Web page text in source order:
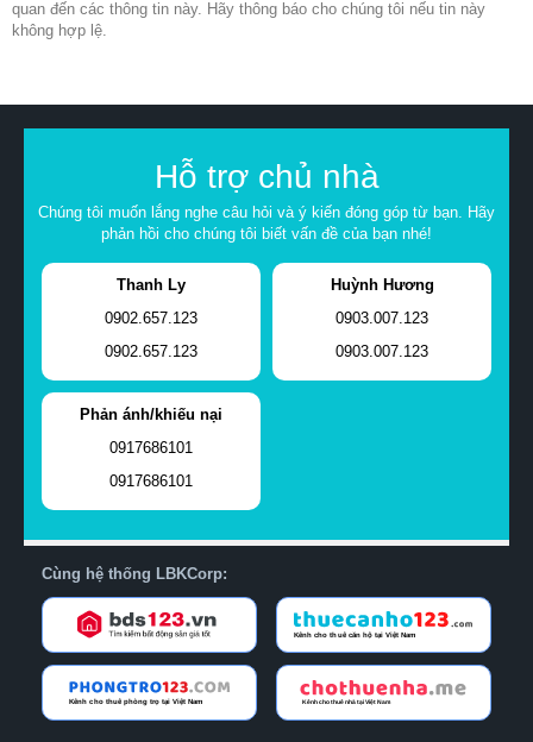
quan đến các thông tin này. Hãy thông báo cho chúng tôi nếu tin này
không hợp lệ.
Hỗ trợ chủ nhà
Chúng tôi muốn lắng nghe câu hỏi và ý kiến đóng góp từ bạn. Hãy
phản hồi cho chúng tôi biết vấn đề của bạn nhé!
Thanh Ly
0902.657.123
0902.657.123
Huỳnh Hương
0903.007.123
0903.007.123
Phản ánh/khiếu nại
0917686101
0917686101
Cùng hệ thống LBKCorp: